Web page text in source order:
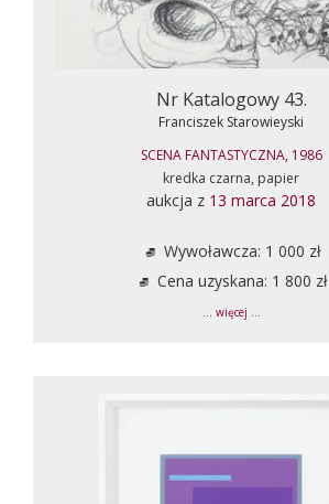
Nr Katalogowy 43.
Franciszek Starowieyski
SCENA FANTASTYCZNA, 1986
kredka czarna, papier
aukcja z 13 marca 2018
Wywoławcza: 1 000 zł
Cena uzyskana: 1 800 zł
... więcej ...